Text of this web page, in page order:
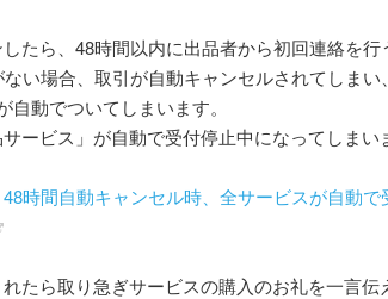
たら、48時間以内に出品者から初回連絡を行
い場合、取引が自動キャンセルされてしまい
動でついてしまいます。
ービス」が自動で受付停止中になってしまい
48時間自動キャンセル時、全サービスが自動
たら取り急ぎサービスの購入のお礼を一言伝